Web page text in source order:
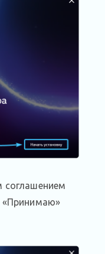
соглашением
«Принимаю»